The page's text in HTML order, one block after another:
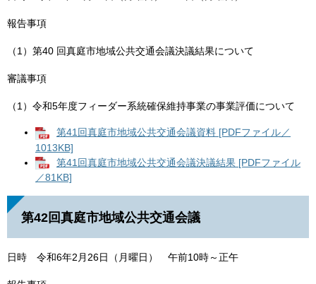
報告事項
（1）第40 回真庭市地域公共交通会議決議結果について
審議事項
（1）令和5年度フィーダー系統確保維持事業の事業評価について
第41回真庭市地域公共交通会議資料 [PDFファイル／
1013KB]
第41回真庭市地域公共交通会議決議結果 [PDFファイル
／81KB]
第42回真庭市地域公共交通会議
日時 令和6年2月26日（月曜日） 午前10時～正午